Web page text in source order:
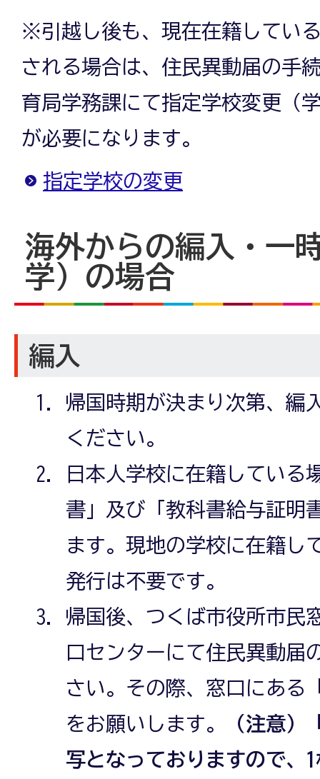
※引越し後も、現在在籍してい
される場合は、住民異動届の手
育局学務課にて指定学校変更（
が必要になります。
指定学校の変更
海外からの編入・一
学）の場合
編入
帰国時期が決まり次第、編
ください。
日本人学校に在籍している
書」及び「教科書給与証明
ます。現地の学校に在籍し
発行は不要です。
帰国後、つくば市役所市民
口センターにて住民異動届
さい。その際、窓口にある
をお願いします。
（注意）
写となっておりますので、